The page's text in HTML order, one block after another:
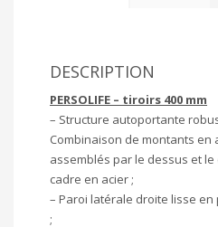
DESCRIPTION
PERSOLIFE – tiroirs 400 mm
– Structure autoportante
Combinaison de montants en
assemblés par le dessus et
cadre en acier ;
– Paroi latérale droite lisse
;